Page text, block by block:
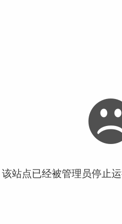
站点已经被管理员停止